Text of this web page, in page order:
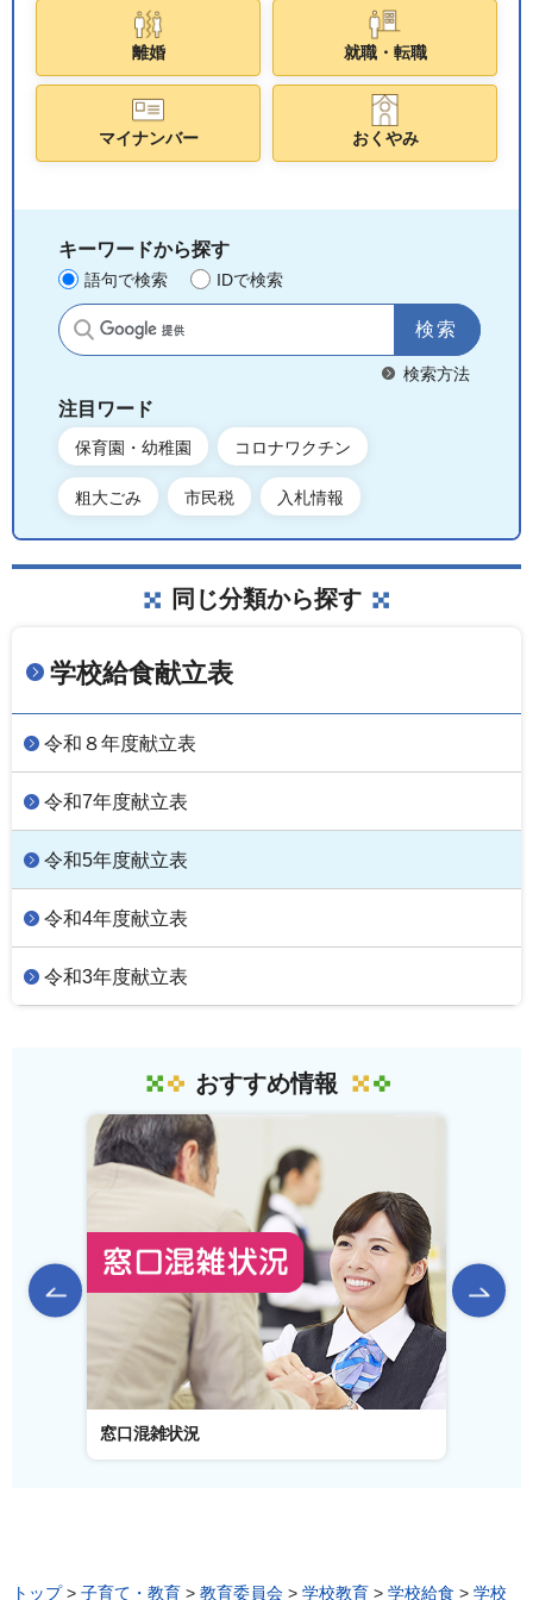
離婚 就職・転職
マイナンバー おくやみ
キーワードから探す
語句で検索 IDで検索
サイト内検索
検索方法
注目ワード
保育園・幼稚園 コロナワクチン
粗大ごみ 市民税 入札情報
同じ分類から探す
学校給食献立表
令和８年度献立表
令和7年度献立表
令和5年度献立表
令和4年度献立表
令和3年度献立表
おすすめ情報
前のスライドを表示
窓口混雑状況
トップ> 子育て・教育 > 教育委員会 > 学校教育 > 学校給食 > 学校